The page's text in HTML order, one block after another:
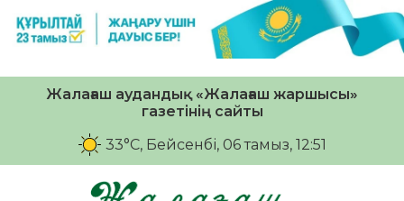
Жалағаш аудандық «Жалағаш жаршысы»
газетінің сайты
33°C, Бейсенбі, 06 тамыз, 12:51